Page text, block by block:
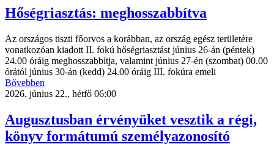
Hőségriasztás: meghosszabbítva
Az országos tiszti főorvos a korábban, az ország egész területére
vonatkozóan kiadott II. fokú hőségriasztást június 26-án (péntek)
24.00 óráig meghosszabbítja, valamint június 27-én (szombat) 00.00
órától június 30-án (kedd) 24.00 óráig III. fokúra emeli
Bővebben
2026. június 22., hétfő 06:00
Augusztusban érvényüket vesztik a régi,
könyv formátumú személyazonosító